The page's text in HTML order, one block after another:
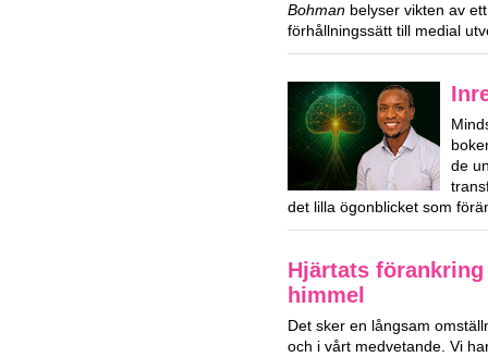
Bohman belyser vikten av
förhållningssätt till medial
de
det lilla ögonblicket som
Hjärtats
himmel
Det sker en långsam
och i vårt medvetande. Vi